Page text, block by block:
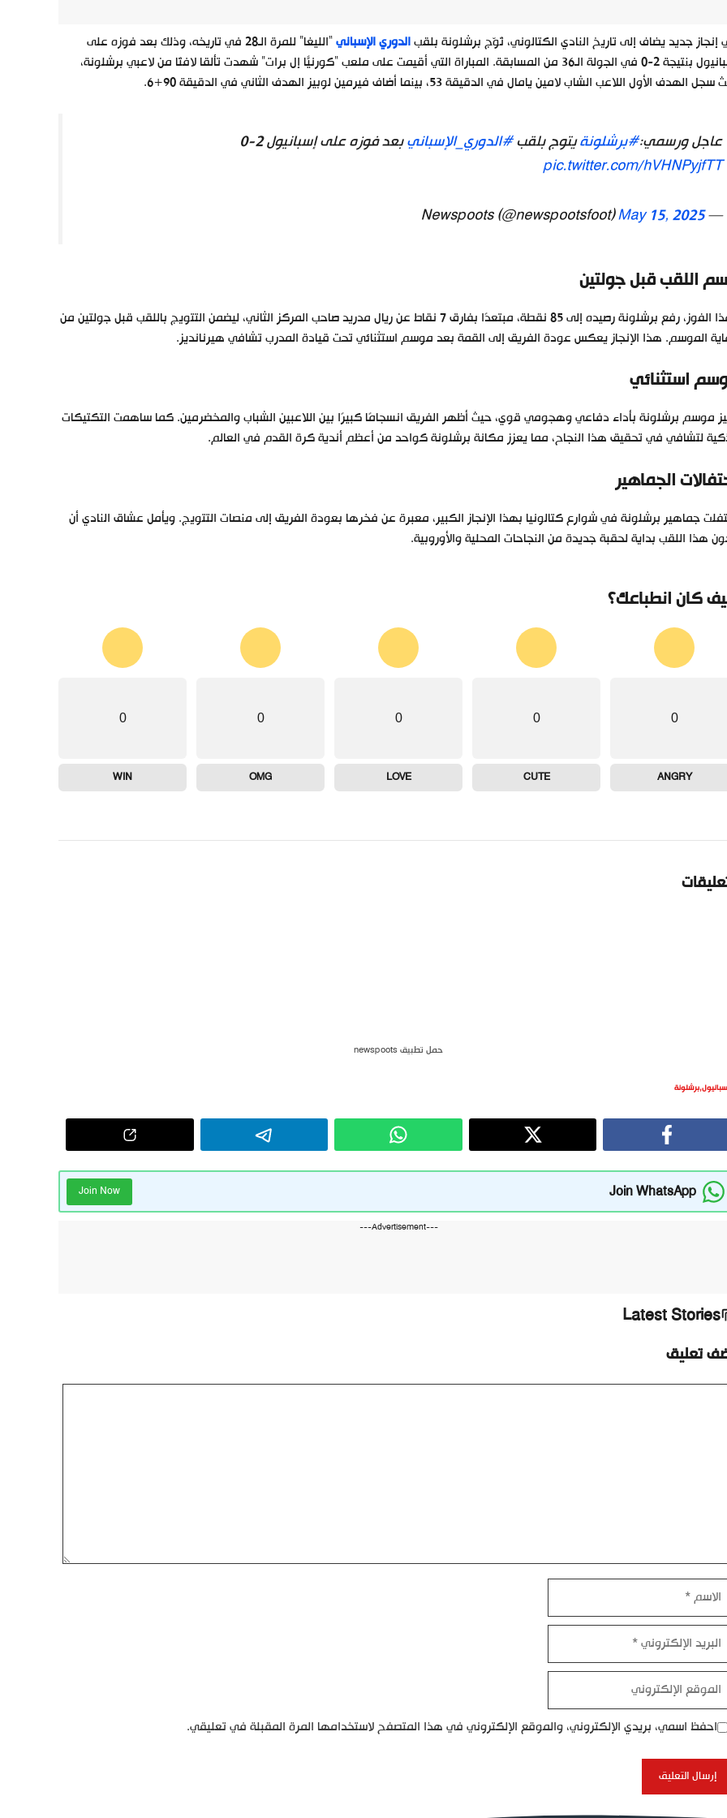
جديد يضاف إلى تاريخ النادي الكتالوني، تُوّج برشلونة بلقبالدوري الإسباني
“الليغا” للمرة الـ28 في تاريخه، وذلك بعد فوزه على
إسبانيول بنتيجة 2-0 في الجولة الـ36 من المسابقة. المباراة التي أقيمت على ملعب “كورنيّا إل برات” شهدت تألقًا لافتًا من لاعبي برشلونة،
الهدف الأول اللاعب الشاب لامين يامال في الدقيقة 53، بينما أضاف فيرمين لوبيز الهدف الثاني في الدقيقة 90+6.
عاجل ورسمي:#برشلونةيتوج بلقب#الدوري_الإسبانيبعد فوزه على إسبانيول 2-0
pic.twitter.com/hVHNPyjfTT
— Newspoots (@newspootsfoot)
May 15, 2025
اللقب قبل جولتين
بهذا الفوز، رفع برشلونة رصيده إلى 85 نقطة، مبتعدًا بفارق 7 نقاط عن ريال مدريد صاحب المركز الثاني، ليضمن التتويج باللقب قبل جولتين من
الموسم. هذا الإنجاز يعكس عودة الفريق إلى القمة بعد موسم استثنائي تحت قيادة المدرب تشافي هيرنانديز.
استثنائي
موسم برشلونة بأداء دفاعي وهجومي قوي، حيث أظهر الفريق انسجامًا كبيرًا بين اللاعبين الشباب والمخضرمين. كما ساهمت التكتيكات
لتشافي في تحقيق هذا النجاح، مما يعزز مكانة برشلونة كواحد من أعظم أندية كرة القدم في العالم.
الجماهير
جماهير برشلونة في شوارع كتالونيا بهذا الإنجاز الكبير، معبرة عن فخرها بعودة الفريق إلى منصات التتويج. ويأمل عشاق النادي أن
هذا اللقب بداية لحقبة جديدة من النجاحات المحلية والأوروبية.
كان انطباعك؟
0
ANGRY
0
CUTE
0
LOVE
0
OMG
0
WIN
حمل تطبيق newspoots
,برشلونة
Join WhatsApp
Join Now
---Advertisement---
Latest Stories
تعليق
احفظ اسمي، بريدي الإلكتروني، والموقع الإلكتروني في هذا المتصفح لاستخدامها المرة المقبلة في تعليقي.